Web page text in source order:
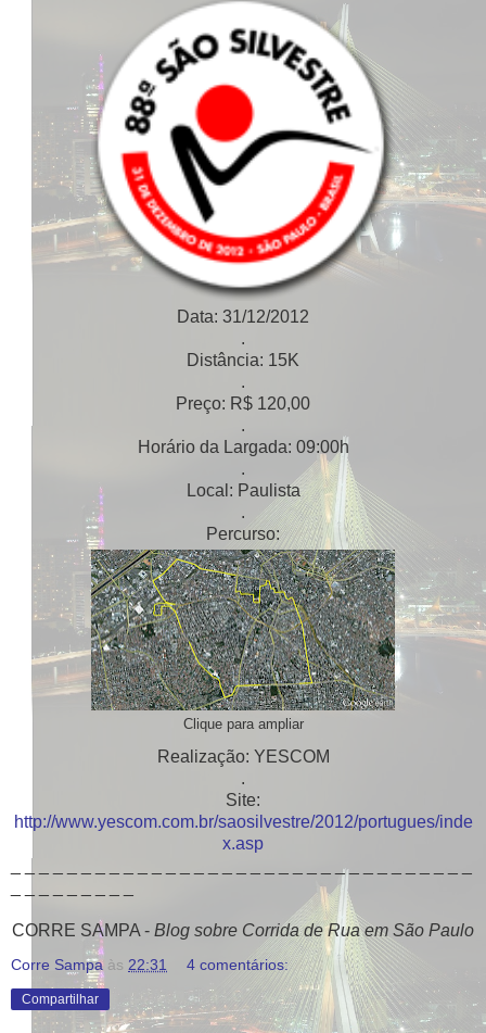
Data: 31/12/2012
.
Distância: 15K
.
Preço: R$ 120,00
.
Horário da Largada: 09:00h
.
Local: Paulista
.
Percurso:
Clique para ampliar
Realização: YESCOM
.
Site:
http://www.yescom.com.br/saosilvestre/2012/portugues/inde
x.asp
_ _ _ _ _ _ _ _ _ _ _ _ _ _ _ _ _ _ _ _ _ _ _ _ _ _ _ _ _ _ _ _ _
CORRE SAMPA - Blog sobre Corrida de Rua em São Paulo
Corre Sampa às 22:31 4 comentários:
Compartilhar